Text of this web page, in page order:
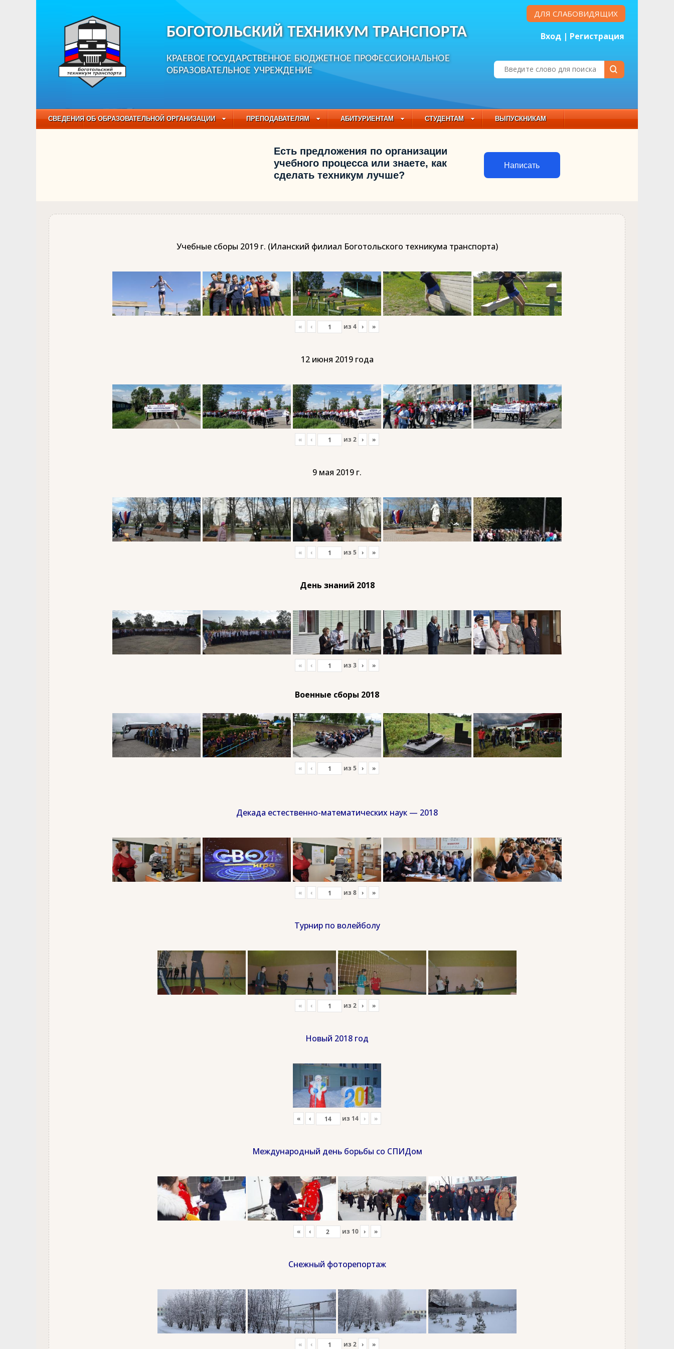
БОГОТОЛЬСКИЙ ТЕХНИКУМ ТРАНСПОРТА
КРАЕВОЕ ГОСУДАРСТВЕННОЕ БЮДЖЕТНОЕ ПРОФЕССИОНАЛЬНОЕ
ОБРАЗОВАТЕЛЬНОЕ УЧРЕЖДЕНИЕ
ДЛЯ СЛАБОВИДЯЩИХ
Вход | Регистрация
СВЕДЕНИЯ ОБ ОБРАЗОВАТЕЛЬНОЙ ОРГАНИЗАЦИИ ПРЕПОДАВАТЕЛЯМ АБИТУРИЕНТАМ СТУДЕНТАМ ВЫПУСКНИКАМ
НАБОР ОБУЧАЮЩИХСЯ НА 2021-2022 УЧЕБНЫЙ ГОД
Есть предложения по организации
учебного процесса или знаете, как
сделать техникум лучше?
Написать
Учебные сборы 2019 г. (Иланский филиал Боготольского техникума транспорта)
« ‹ из 4 › »
12 июня 2019 года
« ‹ из 2 › »
9 мая 2019 г.
« ‹ из 5 › »
День знаний 2018
« ‹ из 3 › »
Военные сборы 2018
« ‹ из 5 › »
Декада естественно-математических наук — 2018
« ‹ из 8 › »
Турнир по волейболу
« ‹ из 2 › »
Новый 2018 год
« ‹ из 14 › »
Международный день борьбы со СПИДом
« ‹ из 10 › »
Снежный фоторепортаж
« ‹ из 2 › »